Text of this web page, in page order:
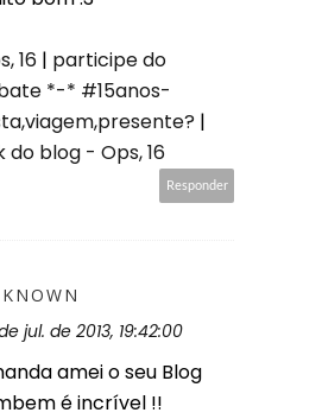
16 | participe do
*-* #15anos-
|
do blog - Ops, 16
Responder
jul. de 2013, 19:42:00
amei o seu Blog
é incrível !!